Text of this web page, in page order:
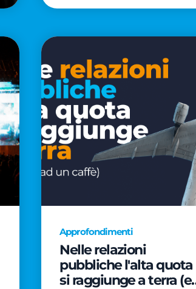
Approfondimenti
Nelle relazioni
pubbliche l'alta quota
si raggiunge a terra (e